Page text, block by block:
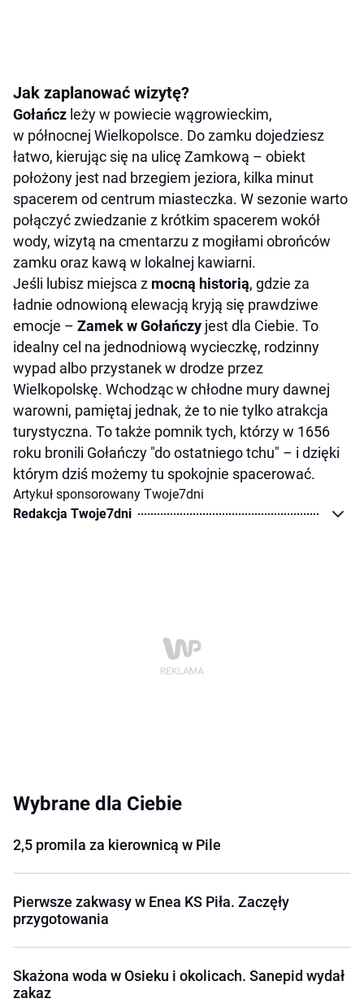
Jak zaplanować wizytę?
Gołańcz leży w powiecie wągrowieckim,
w północnej Wielkopolsce. Do zamku dojedziesz
łatwo, kierując się na ulicę Zamkową – obiekt
położony jest nad brzegiem jeziora, kilka minut
spacerem od centrum miasteczka. W sezonie warto
połączyć zwiedzanie z krótkim spacerem wokół
wody, wizytą na cmentarzu z mogiłami obrońców
zamku oraz kawą w lokalnej kawiarni.
Jeśli lubisz miejsca z mocną historią, gdzie za
ładnie odnowioną elewacją kryją się prawdziwe
emocje – Zamek w Gołańczy jest dla Ciebie. To
idealny cel na jednodniową wycieczkę, rodzinny
wypad albo przystanek w drodze przez
Wielkopolskę. Wchodząc w chłodne mury dawnej
warowni, pamiętaj jednak, że to nie tylko atrakcja
turystyczna. To także pomnik tych, którzy w 1656
roku bronili Gołańczy "do ostatniego tchu" – i dzięki
którym dziś możemy tu spokojnie spacerować.
Artykuł sponsorowany Twoje7dni
Redakcja Twoje7dni
Wybrane dla Ciebie
2,5 promila za kierownicą w Pile
Pierwsze zakwasy w Enea KS Piła. Zaczęły
przygotowania
Skażona woda w Osieku i okolicach. Sanepid wydał
zakaz